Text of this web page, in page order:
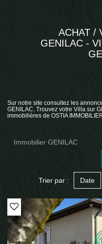
ACHAT /
GENILAC -
Sur notre site consultez les
GENILAC. Trouvez votre Villa sur
immobilières de OSTIA
Immobilier GENILAC
Trier par : Date